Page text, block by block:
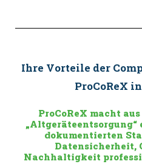
Ihre Vorteile der
ProCoReX
ProCoReX macht
„Altgeräteentsorgung“
dokumentierten
Datensicherheit,
Nachhaltigkeit